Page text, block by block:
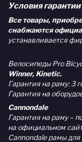
Условия гарантии
Все товары,
снабжаются
устанавливается
Велосипеды Pro
Winner, Kinetic.
Гарантия на раму: 3
Гарантия на
Cannondale
Гарантия на раму –
на официальном
Cannondale рамы для